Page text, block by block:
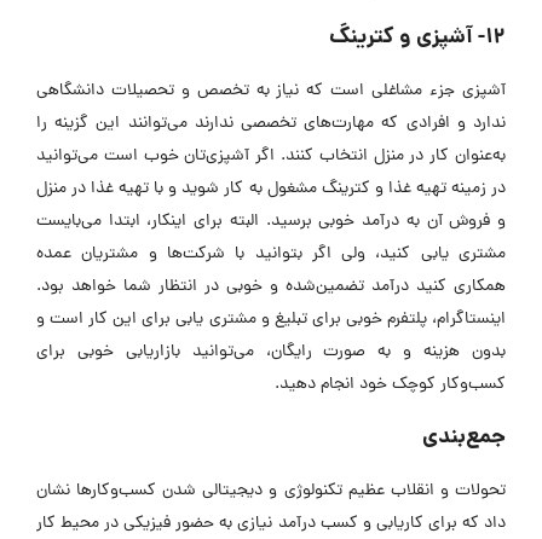
12- آشپزی و کترینگ
آشپزی جزء مشاغلی است که نیاز به تخصص و تحصیلات دانشگاهی
ندارد و افرادی که مهارت‌های تخصصی ندارند می‌توانند این گزینه را
به‌عنوان کار در منزل انتخاب کنند. اگر آشپزی‌تان خوب است می‌توانید
در زمینه تهیه غذا و کترینگ مشغول به کار شوید و با تهیه غذا در منزل
و فروش آن به درآمد خوبی برسید. البته برای اینکار، ابتدا می‌بایست
مشتری یابی کنید، ولی اگر بتوانید با شرکت‌ها و مشتریان عمده
همکاری کنید درآمد تضمین‌شده و خوبی در انتظار شما خواهد بود.
اینستاگرام، پلتفرم خوبی برای تبلیغ و مشتری یابی برای این کار است و
بدون هزینه و به صورت رایگان، می‌توانید بازاریابی خوبی برای
کسب‌وکار کوچک خود انجام دهید.
جمع‌بندی
تحولات و انقلاب عظیم تکنولوژی و دیجیتالی شدن کسب‌وکارها نشان
داد که برای کاریابی و کسب درآمد نیازی به حضور فیزیکی در محیط کار